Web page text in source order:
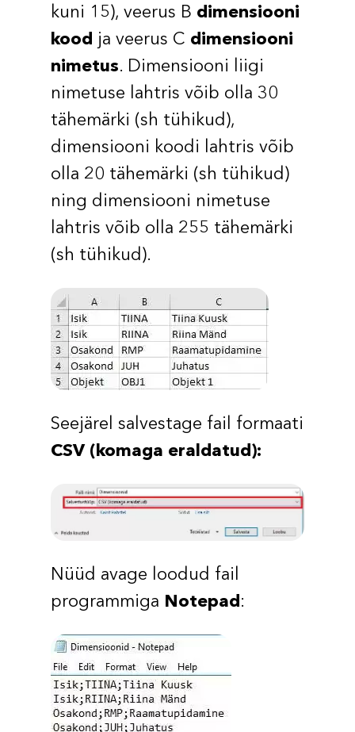
kuni 15), veerus B dimensiooni
kood ja veerus C dimensiooni
nimetus. Dimensiooni liigi
nimetuse lahtris võib olla 30
tähemärki (sh tühikud),
dimensiooni koodi lahtris võib
olla 20 tähemärki (sh tühikud)
ning dimensiooni nimetuse
lahtris võib olla 255 tähemärki
(sh tühikud).
Seejärel salvestage fail formaati
CSV (komaga eraldatud):
Nüüd avage loodud fail
programmiga Notepad: